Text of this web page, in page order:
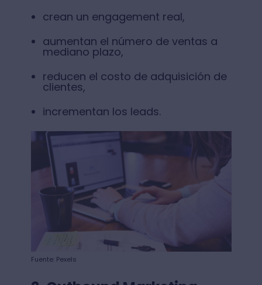
crean un engagement real,
aumentan el número de ventas a
mediano plazo,
reducen el costo de adquisición de
clientes,
incrementan los leads.
Fuente: Pexels